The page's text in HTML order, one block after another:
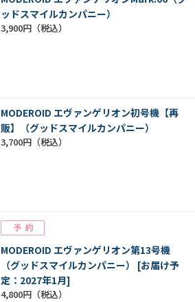
ッドスマイルカンパニー）
3,900円
MODEROID エヴァンゲリオン初号機【再
販】（グッドスマイルカンパニー）
3,700円
MODEROID エヴァンゲリオン第13号機
（グッドスマイルカンパニー） [お届け予
定：2027年1月]
4,800円